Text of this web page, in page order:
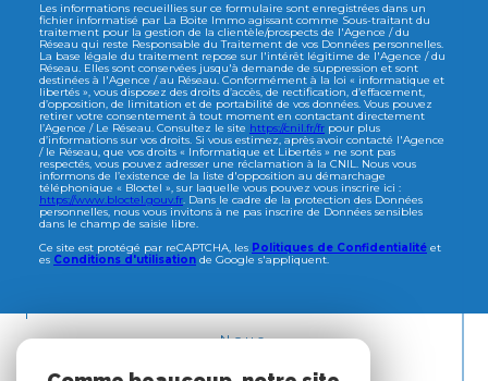
Les informations recueillies sur ce formulaire sont enregistrées dans un
fichier informatisé par La Boite Immo agissant comme Sous-traitant du
traitement pour la gestion de la clientèle/prospects de l'Agence / du
Réseau qui reste Responsable du Traitement de vos Données personnelles.
La base légale du traitement repose sur l'intérêt légitime de l'Agence / du
Réseau. Elles sont conservées jusqu'à demande de suppression et sont
destinées à l'Agence / au Réseau. Conformément à la loi « informatique et
libertés », vous disposez des droits d’accès, de rectification, d’effacement,
d’opposition, de limitation et de portabilité de vos données. Vous pouvez
retirer votre consentement à tout moment en contactant directement
l’Agence / Le Réseau. Consultez le site https://cnil.fr/fr pour plus
d’informations sur vos droits. Si vous estimez, après avoir contacté l'Agence
/ le Réseau, que vos droits « Informatique et Libertés » ne sont pas
respectés, vous pouvez adresser une réclamation à la CNIL. Nous vous
informons de l’existence de la liste d'opposition au démarchage
téléphonique « Bloctel », sur laquelle vous pouvez vous inscrire ici :
https://www.bloctel.gouv.fr. Dans le cadre de la protection des Données
personnelles, nous vous invitons à ne pas inscrire de Données sensibles
dans le champ de saisie libre.
Ce site est protégé par reCAPTCHA, les Politiques de Confidentialité et
es Conditions d'utilisation de Google s'appliquent.
Nous